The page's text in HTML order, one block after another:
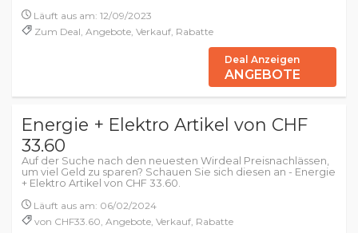
Läuft aus am: 12/09/2023
Zum Deal, Angebote, Verkauf, Rabatte
Deal Anzeigen
ANGEBOTE
Energie + Elektro Artikel von CHF
33.60
Auf der Suche nach den neuesten Wirdeal Preisnachlässen,
um viel Geld zu sparen? Schauen Sie sich diesen an - Energie
+ Elektro Artikel von CHF 33.60.
Läuft aus am: 06/02/2024
von CHF33.60, Angebote, Verkauf, Rabatte